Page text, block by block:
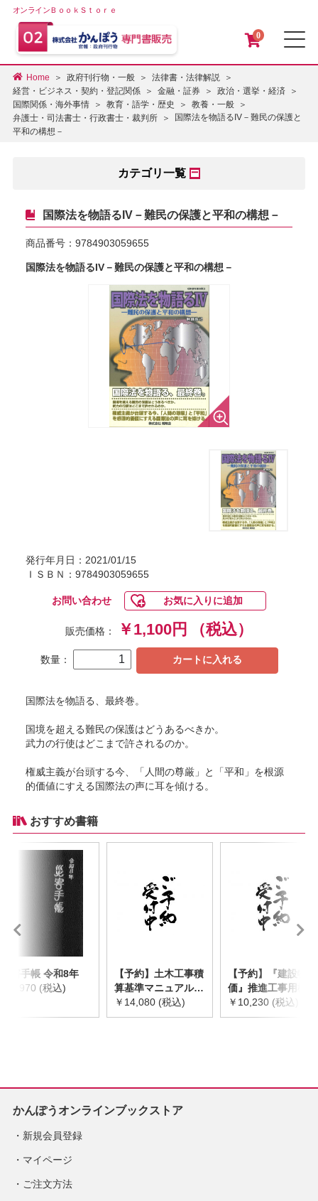
オンラインＢｏｏｋＳｔｏｒｅ
0
Home 政府刊行物・一般
法律書・法律解説
経営・ビジネス・契約・登記関係
金融・証券
政治・選挙・経済
国際関係・海外事情
教育・語学・歴史
教養・一般
弁護士・司法書士・行政書士・裁判所
国際法を物語るIV－難民の保護と
平和の構想－
カテゴリ一覧
国際法を物語るIV－難民の保護と平和の構想－
商品番号： 9784903059655
国際法を物語るIV－難民の保護と平和の構想－
発行年月日：2021/01/15
ＩＳＢＮ：9784903059655
お問い合わせ お気に入りに追加
販売価格： ￥1,100円 （税込）
数量： カートに入れる
国際法を物語る、最終巻。
国境を超える難民の保護はどうあるべきか。
武力の行使はどこまで許されるのか。
権威主義が台頭する今、「人間の尊厳」と「平和」を根源
的価値にすえる国際法の声に耳を傾ける。
おすすめ書籍
災害手帳 令和8年
￥2,970 (税込)
【予約】土木工事積
算基準マニュアル
令和8年度版
※2026年8月下旬発
￥14,080 (税込)
【予約】『建設物
価』推進工事用機械
器具等基礎価格表
2026年度版
￥10,230 (税込)
かんぽうオンラインブックストア
新規会員登録
マイページ
ご注文方法